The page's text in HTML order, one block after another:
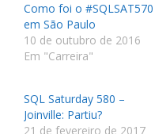
Como foi o #SQLSAT570
em São Paulo
10 de outubro de 2016
Em "Carreira"
SQL Saturday 580 –
Joinville: Partiu?
21 de fevereiro de 2017